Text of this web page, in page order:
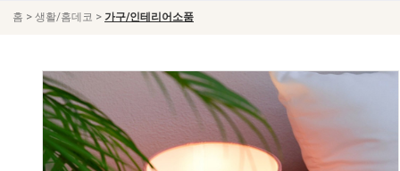
홈 > 생활/홈데코 > 가구/인테리어소품